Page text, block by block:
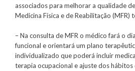
associados para melhorar a qualidade
Medicina Física e de Reabilitação (MFR)
– Na consulta de MFR o médico fará o
funcional e orientará um plano
individualizado que poderá incluir
terapia ocupacional e ajuste dos